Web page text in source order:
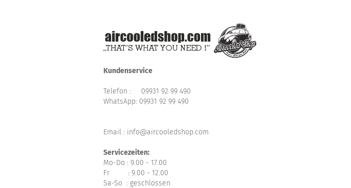
Kundenservice
Telefon : 09931 92 99 490
WhatsApp: 09931 92 99 490
Email : info@aircooledshop.com
Servicezeiten:
Mo-Do : 9.00 - 17.00
Fr : 9.00 - 12.00
Sa-So : geschlossen